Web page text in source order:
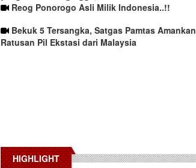
Reog Ponorogo Asli Milik Indonesia..!!
Bekuk 5 Tersangka, Satgas Pamtas Amankan
Ratusan Pil Ekstasi dari Malaysia
HIGHLIGHT